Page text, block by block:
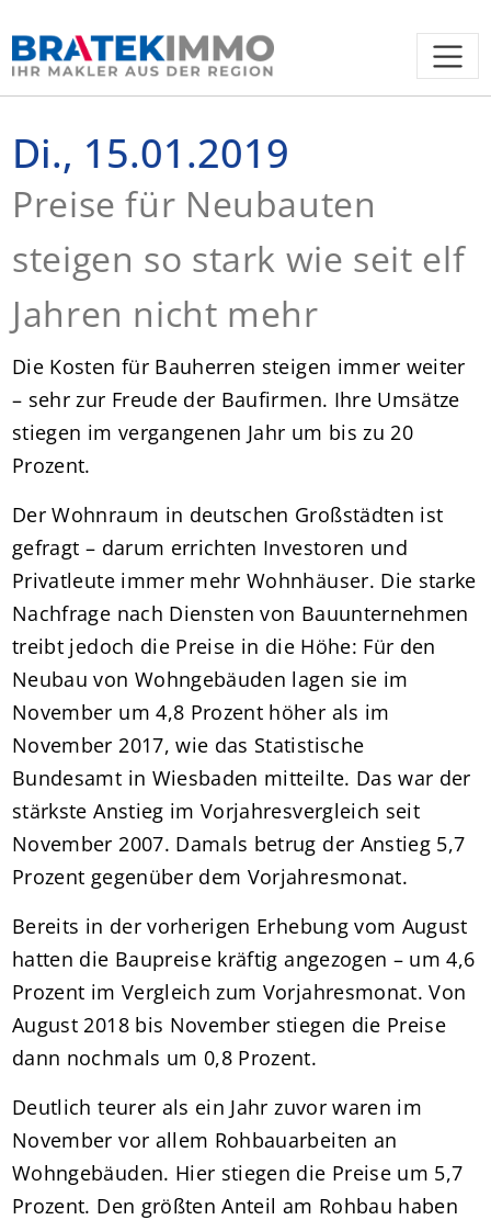
Di., 15.01.2019
Preise für Neubauten
steigen so stark wie seit elf
Jahren nicht mehr
Die Kosten für Bauherren steigen immer weiter
– sehr zur Freude der Baufirmen. Ihre Umsätze
stiegen im vergangenen Jahr um bis zu 20
Prozent.
Der Wohnraum in deutschen Großstädten ist
gefragt – darum errichten Investoren und
Privatleute immer mehr Wohnhäuser. Die starke
Nachfrage nach Diensten von Bauunternehmen
treibt jedoch die Preise in die Höhe: Für den
Neubau von Wohngebäuden lagen sie im
November um 4,8 Prozent höher als im
November 2017, wie das Statistische
Bundesamt in Wiesbaden mitteilte. Das war der
stärkste Anstieg im Vorjahresvergleich seit
November 2007. Damals betrug der Anstieg 5,7
Prozent gegenüber dem Vorjahresmonat.
Bereits in der vorherigen Erhebung vom August
hatten die Baupreise kräftig angezogen – um 4,6
Prozent im Vergleich zum Vorjahresmonat. Von
August 2018 bis November stiegen die Preise
dann nochmals um 0,8 Prozent.
Deutlich teurer als ein Jahr zuvor waren im
November vor allem Rohbauarbeiten an
Wohngebäuden. Hier stiegen die Preise um 5,7
Prozent. Den größten Anteil am Rohbau haben